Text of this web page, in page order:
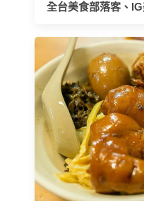
全台美食部落客、